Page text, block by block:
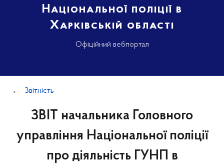
Національної поліції в
Харківській області
Офіційний вебпортал
Звітність
ЗВІТ начальника Головного
управління Національної поліції
про діяльність ГУНП в